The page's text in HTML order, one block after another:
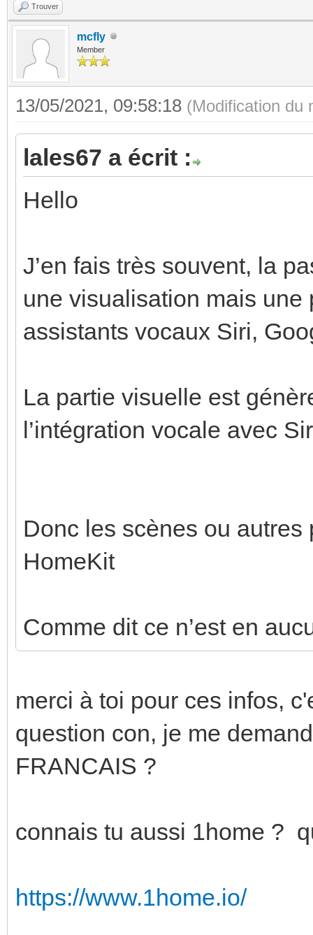
Trouver
mcfly
Member
13/05/2021, 09:58:18 (Modification du
lales67 a écrit :
Hello
J’en fais très souvent, la
une visualisation mais
assistants vocaux Siri,
La partie visuelle est
l’intégration vocale avec
Donc les scènes ou
HomeKit
Comme dit ce n’est en
merci à toi pour ces infos,
question con, je me
FRANCAIS ?
connais tu aussi 1home ?
https://www.1home.io/